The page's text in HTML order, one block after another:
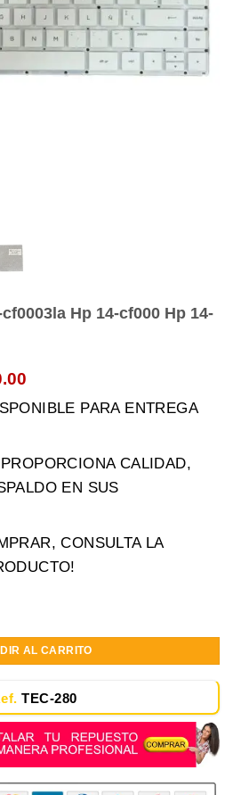
Hp 14-cf000 Hp 14-
El
actual PARA ENTREGA
CALIDAD,
EN SUS
CONSULTA LA
14-cf000 Hp 14-cf0004 Blanco cantidad
AL CARRITO
TEC-280